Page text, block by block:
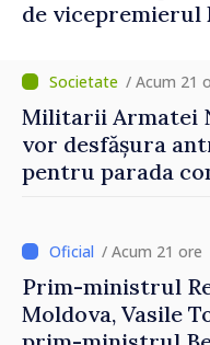
de vicepremierul
/ Acum 21
Militarii Armatei
vor desfășura
pentru parada
/ Acum 21 ore
Prim-ministrul
Moldova, Vasile